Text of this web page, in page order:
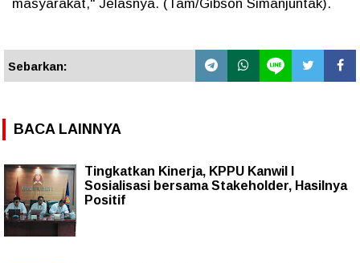
masyarakat," Jelasnya. (Tam/Gibson Simanjuntak).
Sebarkan:
BACA LAINNYA
Tingkatkan Kinerja, KPPU Kanwil I
Sosialisasi bersama Stakeholder, Hasilnya
Positif